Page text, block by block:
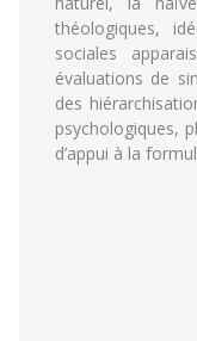
théologiques,
sociales
évaluations de
des
psychologiques,
d’appui à la